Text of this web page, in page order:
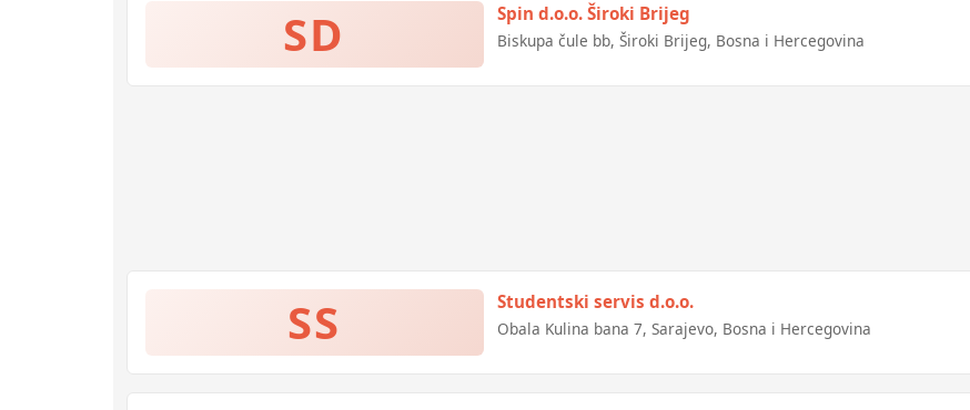
SD Spin d.o.o. Široki Brijeg
Biskupa čule bb, Široki Brijeg, Bosna i Hercegovina
SS Studentski servis d.o.o.
Obala Kulina bana 7, Sarajevo, Bosna i Hercegovina